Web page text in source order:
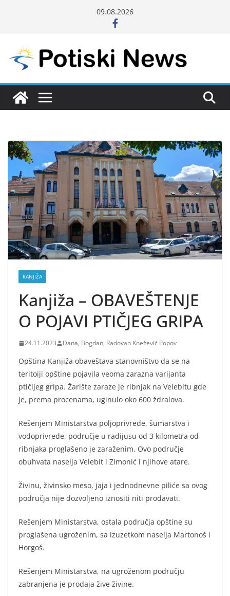
09.08.2026
KANJIŽA
Kanjiža – OBAVEŠTENJE
O POJAVI PTIČJEG GRIPA
24.11.2023 Dana, Bogdan, Radovan Knežević Popov
Opština Kanjiža obaveštava stanovništvo da se na
teritoiji opštine pojavila veoma zarazna varijanta
ptičijeg gripa. Žarište zaraze je ribnjak na Velebitu gde
je, prema procenama, uginulo oko 600 ždralova.
Rešenjem Ministarstva poljoprivrede, šumarstva i
vodoprivrede, područje u radijusu od 3 kilometra od
ribnjaka proglašeno je zaraženim. Ovo područje
obuhvata naselja Velebit i Zimonić i njihove atare.
Živinu, živinsko meso, jaja i jednodnevne piliće sa ovog
područja nije dozvoljeno iznositi niti prodavati.
Rešenjem Ministarstva, ostala područja opštine su
proglašena ugroženim, sa izuzetkom naselja Martonoš i
Horgoš.
Rešenjem Ministarstva, na ugroženom području
zabranjena je prodaja žive živine.